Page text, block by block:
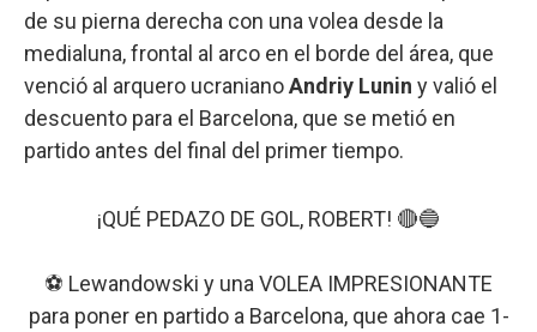
de su pierna derecha con una volea desde la
medialuna, frontal al arco en el borde del área, que
venció al arquero ucranianoAndriy Lunin y valió el
descuento para el Barcelona, que se metió en
partido antes del final del primer tiempo.
¡QUÉ PEDAZO DE GOL, ROBERT! 🔴🔵
⚽ Lewandowski y una VOLEA IMPRESIONANTE
para poner en partido a Barcelona, que ahora cae 1-